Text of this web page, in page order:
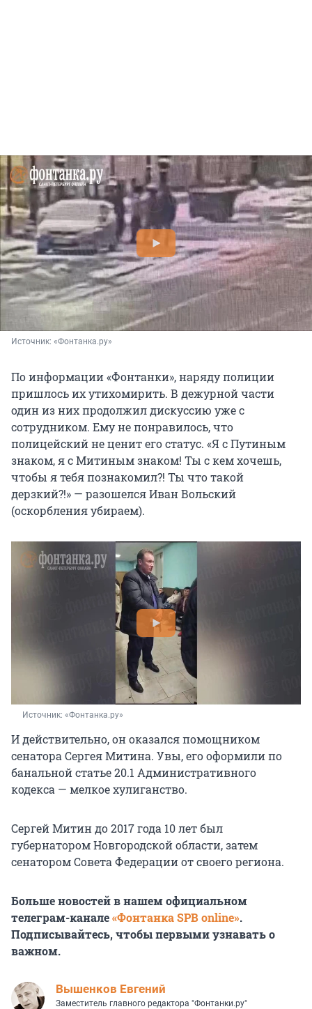
Источник: «Фонтанка.ру»
По информации «Фонтанки», наряду полиции
пришлось их утихомирить. В дежурной части
один из них продолжил дискуссию уже с
сотрудником. Ему не понравилось, что
полицейский не ценит его статус. «Я с Путиным
знаком, я с Митиным знаком! Ты с кем хочешь,
чтобы я тебя познакомил?! Ты что такой
дерзкий?!» — разошелся Иван Вольский
(оскорбления убираем).
Источник: «Фонтанка.ру»
И действительно, он оказался помощником
сенатора Сергея Митина. Увы, его оформили по
банальной статье 20.1 Административного
кодекса — мелкое хулиганство.
Сергей Митин до 2017 года 10 лет был
губернатором Новгородской области, затем
сенатором Совета Федерации от своего региона.
Больше новостей в нашем официальном
телеграм-канале«Фонтанка SPB online».
Подписывайтесь, чтобы первыми узнавать о
важном.
Вышенков Евгений
Заместитель главного редактора "Фонтанки.ру"